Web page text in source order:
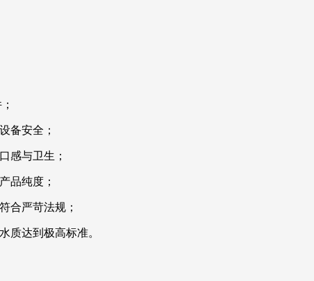
备安全；
感与卫生；
品纯度；
合严苛法规；
质达到极高标准。